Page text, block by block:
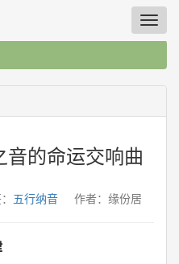
的命运交响曲
五行纳音 作者：缘份居